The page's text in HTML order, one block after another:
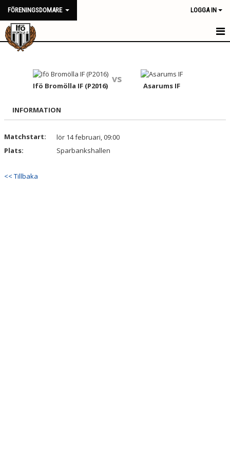
FÖRENINGSDOMARE LOGGA IN
HEM
NYHETER
TRUPPEN
BILDGALLERI
Ifö Bromölla IF (P2016)
vs
Asarums IF
INFORMATION
Matchstart:
lör 14 februari, 09:00
Plats:
Sparbankshallen
<< Tillbaka